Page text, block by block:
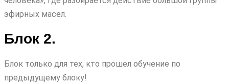
эфирных масел.
Блок 2.
Блок только для тех, кто прошел обучение по
предыдущему блоку!